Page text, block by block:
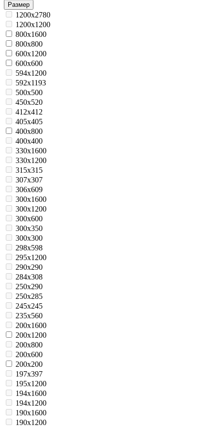
Размер
1200x2780
1200x1200
800x1600
800x800
600x1200
600x600
594x1200
592x1193
500x500
450x520
412x412
405x405
400х800
400x400
330x1600
330x1200
315x315
307x307
306x609
300x1600
300x1200
300x600
300x350
300x300
298x598
295x1200
290x290
284x308
250x290
250x285
245х245
235x560
200x1600
200x1200
200x800
200x600
200x200
197x397
195х1200
194x1600
194x1200
190x1600
190x1200